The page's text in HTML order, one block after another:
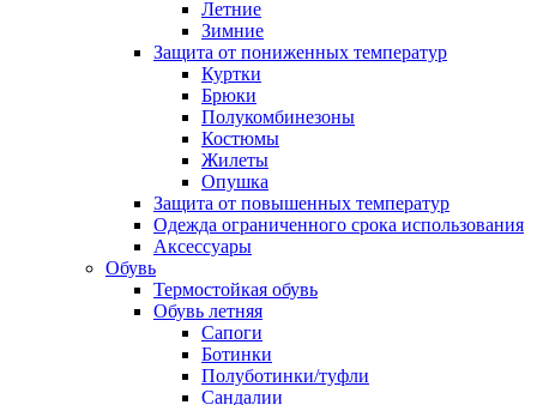
Летние
Зимние
Защита от пониженных температур
Куртки
Брюки
Полукомбинезоны
Костюмы
Жилеты
Опушка
Защита от повышенных температур
Одежда ограниченного срока использования
Аксессуары
Обувь
Термостойкая обувь
Обувь летняя
Сапоги
Ботинки
Полуботинки/туфли
Сандалии